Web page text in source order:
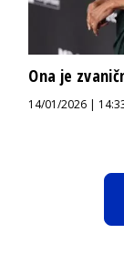
Ona je
14/01/2026 |